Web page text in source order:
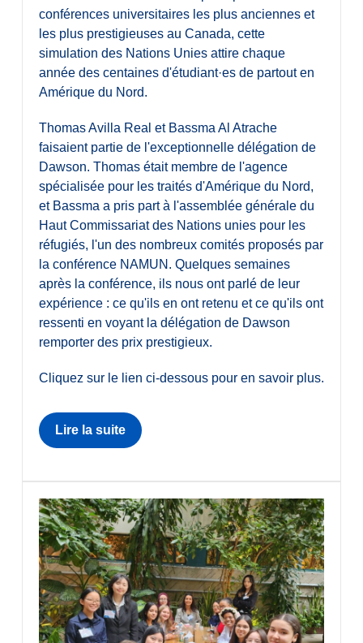
conférences universitaires les plus anciennes et
les plus prestigieuses au Canada, cette
simulation des Nations Unies attire chaque
année des centaines d'étudiant·es de partout en
Amérique du Nord.
Thomas Avilla Real et Bassma Al Atrache
faisaient partie de l'exceptionnelle délégation de
Dawson. Thomas était membre de l'agence
spécialisée pour les traités d'Amérique du Nord,
et Bassma a pris part à l'assemblée générale du
Haut Commissariat des Nations unies pour les
réfugiés, l'un des nombreux comités proposés par
la conférence NAMUN. Quelques semaines
après la conférence, ils nous ont parlé de leur
expérience : ce qu'ils en ont retenu et ce qu'ils ont
ressenti en voyant la délégation de Dawson
remporter des prix prestigieux.
Cliquez sur le lien ci-dessous pour en savoir plus.
Lire la suite